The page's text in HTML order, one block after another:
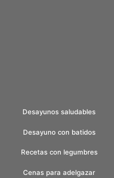
Desayunos saludables
Desayuno con batidos
Recetas con legumbres
Cenas para adelgazar